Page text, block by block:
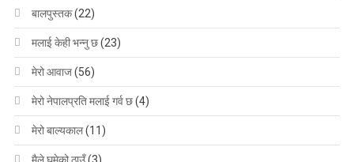
बालपुस्तक(22)
मलाई केही भन्नु छ(23)
मेरो आवाज(56)
मेरो नेपालप्रति मलाई गर्व छ(4)
मेरो बाल्यकाल(11)
मैले घुमेको ठाउँ(3)